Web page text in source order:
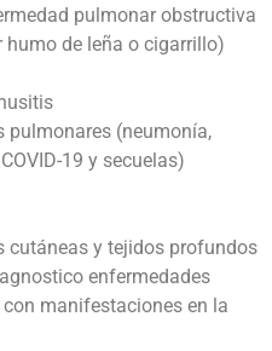
pulmonar obstructiva
humo de leña o cigarrillo)
pulmonares (neumonía,
19 y secuelas)
cutáneas y tejidos profundos
enfermedades
manifestaciones en la